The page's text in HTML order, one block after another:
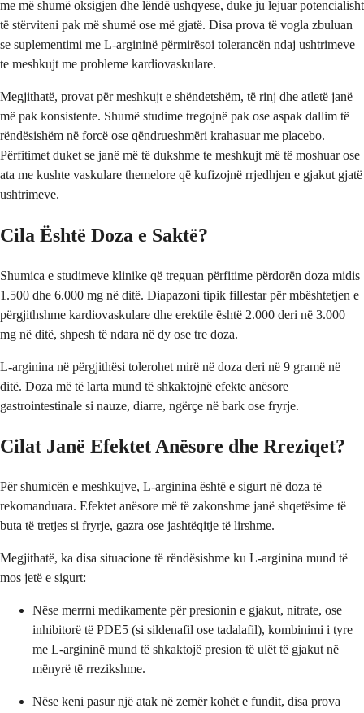
me më shumë oksigjen dhe lëndë ushqyese, duke ju lejuar potencialisht
të stërviteni pak më shumë ose më gjatë. Disa prova të vogla zbuluan
se suplementimi me L-argininë përmirësoi tolerancën ndaj ushtrimeve
te meshkujt me probleme kardiovaskulare.
Megjithatë, provat për meshkujt e shëndetshëm, të rinj dhe atletë janë
më pak konsistente. Shumë studime tregojnë pak ose aspak dallim të
rëndësishëm në forcë ose qëndrueshmëri krahasuar me placebo.
Përfitimet duket se janë më të dukshme te meshkujt më të moshuar ose
ata me kushte vaskulare themelore që kufizojnë rrjedhjen e gjakut gjatë
ushtrimeve.
Cila Është Doza e Saktë?
Shumica e studimeve klinike që treguan përfitime përdorën doza midis
1.500 dhe 6.000 mg në ditë. Diapazoni tipik fillestar për mbështetjen e
përgjithshme kardiovaskulare dhe erektile është 2.000 deri në 3.000
mg në ditë, shpesh të ndara në dy ose tre doza.
L-arginina në përgjithësi tolerohet mirë në doza deri në 9 gramë në
ditë. Doza më të larta mund të shkaktojnë efekte anësore
gastrointestinale si nauze, diarre, ngërçe në bark ose fryrje.
Cilat Janë Efektet Anësore dhe Rreziqet?
Për shumicën e meshkujve, L-arginina është e sigurt në doza të
rekomanduara. Efektet anësore më të zakonshme janë shqetësime të
buta të tretjes si fryrje, gazra ose jashtëqitje të lirshme.
Megjithatë, ka disa situacione të rëndësishme ku L-arginina mund të
mos jetë e sigurt:
Nëse merrni medikamente për presionin e gjakut, nitrate, ose
inhibitorë të PDE5 (si sildenafil ose tadalafil), kombinimi i tyre
me L-argininë mund të shkaktojë presion të ulët të gjakut në
mënyrë të rrezikshme.
Nëse keni pasur një atak në zemër kohët e fundit, disa prova